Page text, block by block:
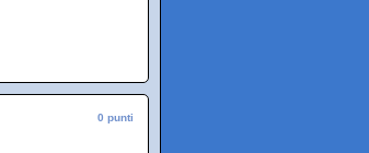
0 punti